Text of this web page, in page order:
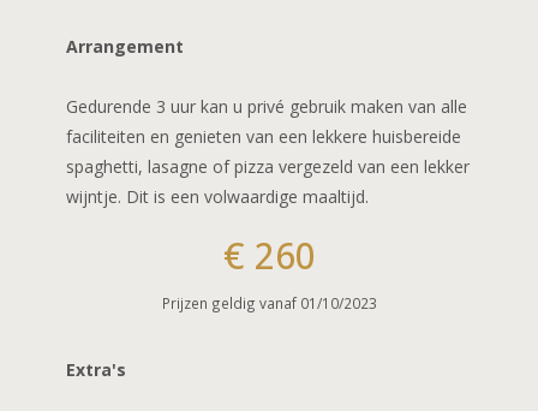
Je t’ aime
Belle Saison
Arrangement
Gedurende 3 uur kan u privé gebruik maken van alle
faciliteiten en genieten van een lekkere huisbereide
spaghetti, lasagne of pizza vergezeld van een lekker
wijntje. Dit is een volwaardige maaltijd.
€ 260
Prijzen geldig vanaf 01/10/2023
Extra's